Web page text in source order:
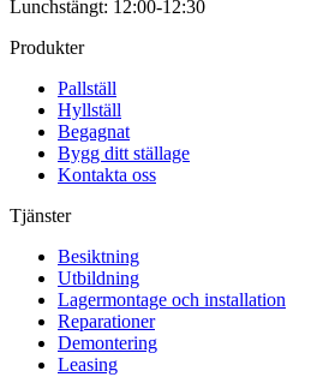
Hyllställ
Begagnat
Bygg ditt ställage
Kontakta oss
Utbildning
Lagermontage och installation
Reparationer
Demontering
Leasing
Projektering & konsultation